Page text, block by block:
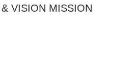
VISION MISSION